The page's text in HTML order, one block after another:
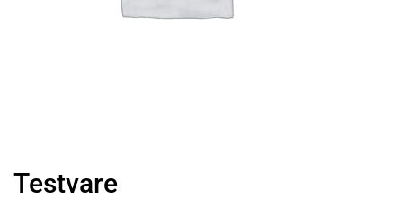
Testvare